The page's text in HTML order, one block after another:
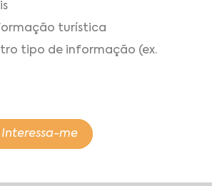
turística
tipo de informação (ex.
Interessa-me